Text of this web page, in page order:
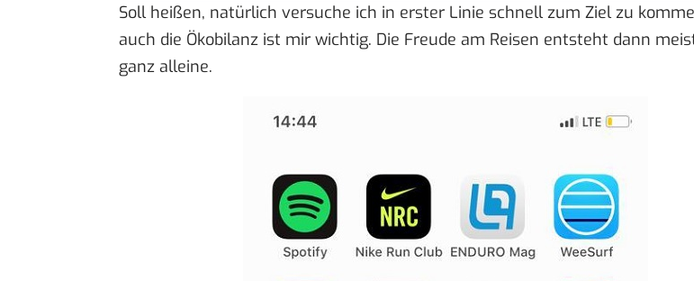
Soll heißen, natürlich versuche ich in erster Linie schnell zum Ziel zu
auch die Ökobilanz ist mir wichtig. Die Freude am Reisen entsteht dann
ganz alleine.